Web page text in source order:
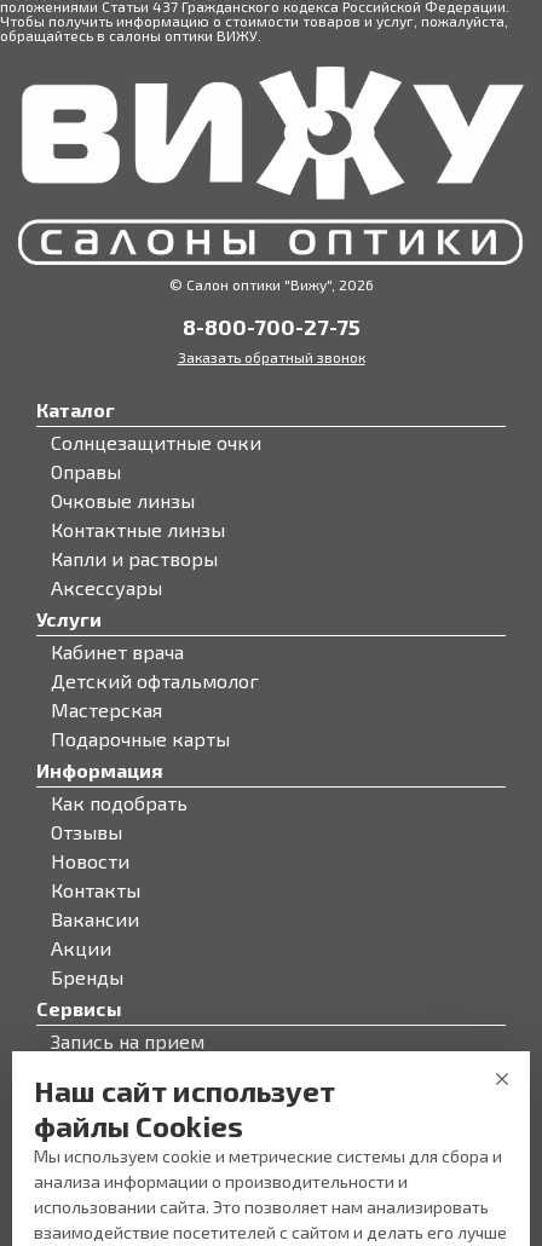
положениями Статьи 437 Гражданского кодекса Российской Федерации.
Чтобы получить информацию о стоимости товаров и услуг, пожалуйста,
обращайтесь в салоны оптики ВИЖУ.
© Салон оптики "Вижу", 2026
8-800-700-27-75
Заказать обратный звонок
Каталог
Солнцезащитные очки
Оправы
Очковые линзы
Контактные линзы
Капли и растворы
Аксессуары
Услуги
Кабинет врача
Детский офтальмолог
Мастерская
Подарочные карты
Информация
Как подобрать
Отзывы
Новости
Контакты
Вакансии
Акции
Бренды
Сервисы
Запись на прием
О компании
О компании
Персонал
Новости
Прайс-лист на услуги
Наш сайт использует
файлы Cookies
Мы используем cookie и метрические системы для сбора и
анализа информации о производительности и
использовании сайта. Это позволяет нам анализировать
взаимодействие посетителей с сайтом и делать его лучше